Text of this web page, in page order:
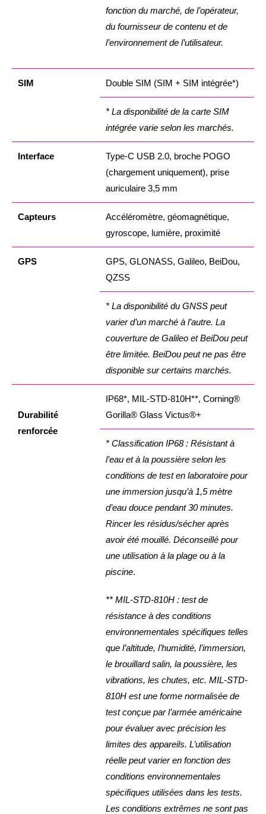
fonction du marché, de l’opérateur,
du fournisseur de contenu et de
l’environnement de l’utilisateur.
SIM Double SIM (SIM + SIM intégrée*)
* La disponibilité de la carte SIM
intégrée varie selon les marchés.
Interface
Type-C USB 2.0, broche POGO
(chargement uniquement), prise
auriculaire 3,5 mm
Capteurs
Accéléromètre, géomagnétique,
gyroscope, lumière, proximité
GPS
GPS, GLONASS, Galileo, BeiDou,
QZSS
* La disponibilité du GNSS peut
varier d’un marché à l’autre. La
couverture de Galileo et BeiDou peut
être limitée. BeiDou peut ne pas être
disponible sur certains marchés.
Durabilité
renforcée
IP68*, MIL-STD-810H**, Corning®
Gorilla® Glass Victus®+
* Classification IP68 : Résistant à
l’eau et à la poussière selon les
conditions de test en laboratoire pour
une immersion jusqu’à 1,5 mètre
d’eau douce pendant 30 minutes.
Rincer les résidus/sécher après
avoir été mouillé. Déconseillé pour
une utilisation à la plage ou à la
piscine.
** MIL-STD-810H : test de
résistance à des conditions
environnementales spécifiques telles
que l’altitude, l’humidité, l’immersion,
le brouillard salin, la poussière, les
vibrations, les chutes, etc. MIL-STD-
810H est une forme normalisée de
test conçue par l’armée américaine
pour évaluer avec précision les
limites des appareils. L’utilisation
réelle peut varier en fonction des
conditions environnementales
spécifiques utilisées dans les tests.
Les conditions extrêmes ne sont pas